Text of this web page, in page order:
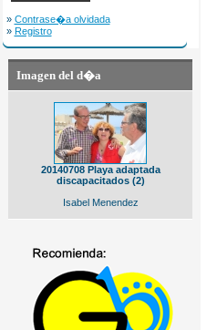
» Contrase�a olvidada
» Registro
Imagen del d�a
20140708 Playa adaptada
discapacitados (2)
Isabel Menendez